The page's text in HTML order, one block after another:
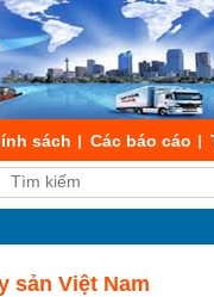
sách Các báo cáo
sản Việt Nam